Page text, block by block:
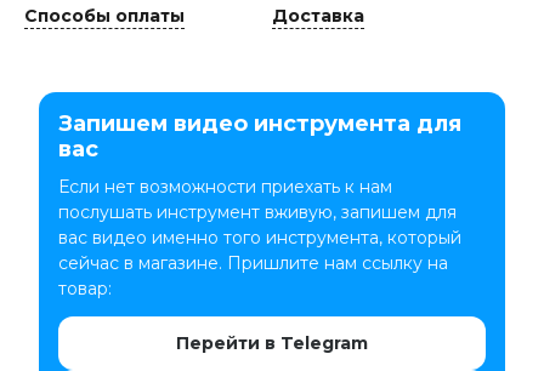
Способы оплаты Доставка
Запишем видео инструмента для
вас
Если нет возможности приехать к нам
послушать инструмент вживую, запишем для
вас видео именно того инструмента, который
сейчас в магазине. Пришлите нам ссылку на
товар:
Перейти в Telegram